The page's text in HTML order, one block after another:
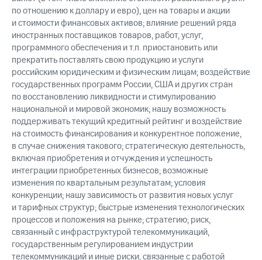
по отношению к доллару и евро), цен на товары и акции
и стоимости финансовых активов; влияние решений ряда
иностранных поставщиков товаров, работ, услуг,
программного обеспечения и т.п. приостановить или
прекратить поставлять свою продукцию и услуги
российским юридическим и физическим лицам; воздействие
государственных программ России, США и других стран
по восстановлению ликвидности и стимулированию
национальной и мировой экономик; нашу возможность
поддерживать текущий кредитный рейтинг и воздействие
на стоимость финансирования и конкурентное положение,
в случае снижения такового; стратегическую деятельность,
включая приобретения и отчуждения и успешность
интеграции приобретенных бизнесов; возможные
изменения по квартальным результатам; условия
конкуренции; нашу зависимость от развития новых услуг
и тарифных структур; быстрые изменения технологических
процессов и положения на рынке; стратегию; риск,
связанный с инфраструктурой телекоммуникаций,
государственным регулированием индустрии
телекоммуникаций и иные риски, связанные с работой